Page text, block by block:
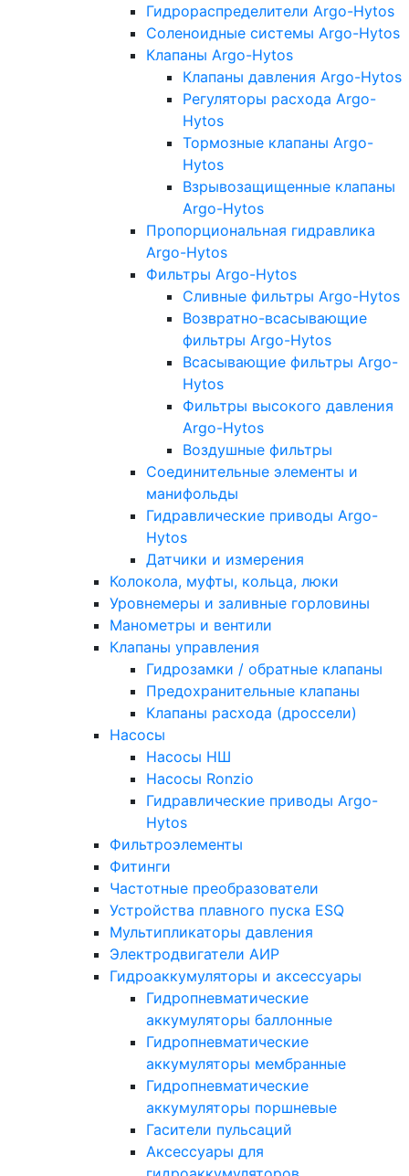
Гидрораспределители Argo-Hytos
Соленоидные системы Argo-Hytos
Клапаны Argo-Hytos
Клапаны давления Argo-Hytos
Регуляторы расхода Argo-
Hytos
Тормозные клапаны Argo-
Hytos
Взрывозащищенные клапаны
Argo-Hytos
Пропорциональная гидравлика
Argo-Hytos
Фильтры Argo-Hytos
Сливные фильтры Argo-Hytos
Возвратно-всасывающие
фильтры Argo-Hytos
Всасывающие фильтры Argo-
Hytos
Фильтры высокого давления
Argo-Hytos
Воздушные фильтры
Соединительные элементы и
манифольды
Гидравлические приводы Argo-
Hytos
Датчики и измерения
Колокола, муфты, кольца, люки
Уровнемеры и заливные горловины
Манометры и вентили
Клапаны управления
Гидрозамки / обратные клапаны
Предохранительные клапаны
Клапаны расхода (дроссели)
Насосы
Насосы НШ
Насосы Ronzio
Гидравлические приводы Argo-
Hytos
Фильтроэлементы
Фитинги
Частотные преобразователи
Устройства плавного пуска ESQ
Мультипликаторы давления
Электродвигатели АИР
Гидроаккумуляторы и аксессуары
Гидропневматические
аккумуляторы баллонные
Гидропневматические
аккумуляторы мембранные
Гидропневматические
аккумуляторы поршневые
Гасители пульсаций
Аксессуары для